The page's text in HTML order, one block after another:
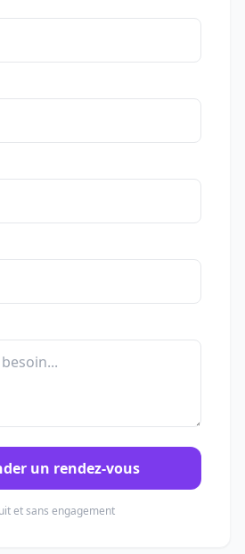
un rendez-vous
et sans engagement